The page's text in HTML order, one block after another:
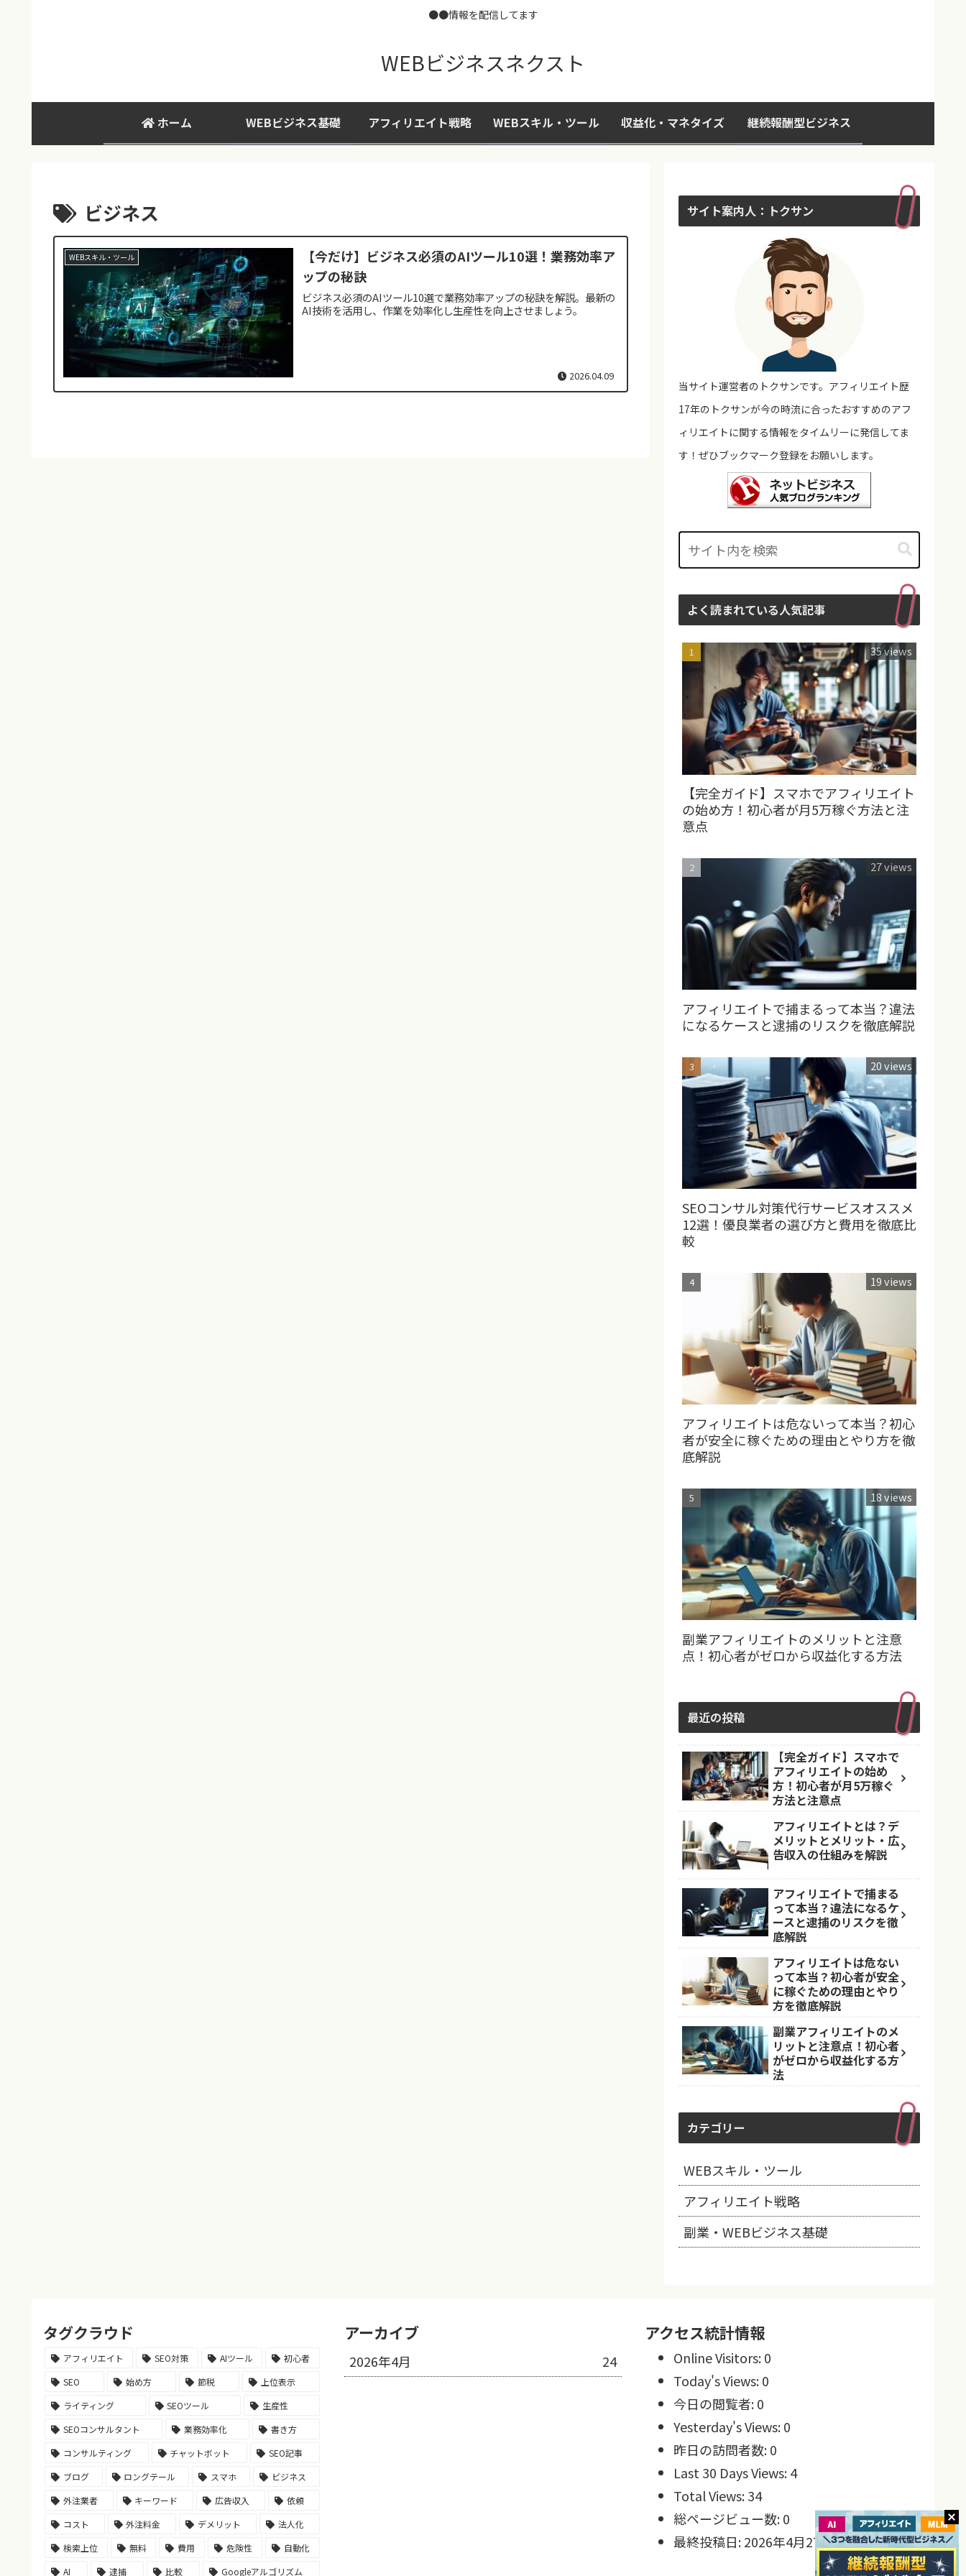
●●情報を配信してます
WEBビジネスネクスト
ホーム WEBビジネス基礎 アフィリエイト戦略 WEBスキル・ツール 収益化・マネタイズ 継続報酬型ビジネス
ビジネス
WEBスキル・ツール
【今だけ】ビジネス必須のAIツール10選！業務効率ア
ップの秘訣
ビジネス必須のAIツール10選で業務効率アップの秘訣を解説。最新の
AI技術を活用し、作業を効率化し生産性を向上させましょう。
2026.04.09
サイト案内人：トクサン
当サイト運営者のトクサンです。アフィリエイト歴
17年のトクサンが今の時流に合ったおすすめのアフ
ィリエイトに関する情報をタイムリーに発信してま
す！ぜひブックマーク登録をお願いします。
よく読まれている人気記事
【完全ガイド】スマホでアフィリエイト
の始め方！初心者が月5万稼ぐ方法と注
意点
35 views
アフィリエイトで捕まるって本当？違法
になるケースと逮捕のリスクを徹底解説
27 views
SEOコンサル対策代行サービスオススメ
12選！優良業者の選び方と費用を徹底比
較
20 views
アフィリエイトは危ないって本当？初心
者が安全に稼ぐための理由とやり方を徹
底解説
19 views
副業アフィリエイトのメリットと注意
点！初心者がゼロから収益化する方法
18 views
最近の投稿
【完全ガイド】スマホで
アフィリエイトの始め
方！初心者が月5万稼ぐ
方法と注意点
アフィリエイトとは？デ
メリットとメリット・広
告収入の仕組みを解説
アフィリエイトで捕まる
って本当？違法になるケ
ースと逮捕のリスクを徹
底解説
アフィリエイトは危ない
って本当？初心者が安全
に稼ぐための理由とやり
方を徹底解説
副業アフィリエイトのメ
リットと注意点！初心者
がゼロから収益化する方
法
カテゴリー
WEBスキル・ツール
アフィリエイト戦略
副業・WEBビジネス基礎
タグクラウド
アフィリエイト SEO対策 AIツール
初心者
SEO
始め方 節税
上位表示
ライティング
SEOツール
生産性
SEOコンサルタント
業務効率化
書き方
コンサルティング
チャットボット
SEO記事
ブログ
ロングテール スマホ
ビジネス
外注業者
キーワード 広告収入
依頼
コスト
外注料金 デメリット
法人化
検索上位
無料 費用 危険性
自動化
AI
逮捕 比較 Googleアルゴリズム
アーカイブ
2026年4月 24
アクセス統計情報
Online Visitors:0
Today's Views:0
今日の閲覧者:0
Yesterday's Views:0
昨日の訪問者数:0
Last 30 Days Views:4
Total Views:34
総ページビュー数:0
最終投稿日:2026年4月27日